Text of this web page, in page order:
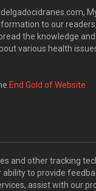
to our
the knowledge
various health
End Gold of Website
and other tracking
ability to provide
assist with our